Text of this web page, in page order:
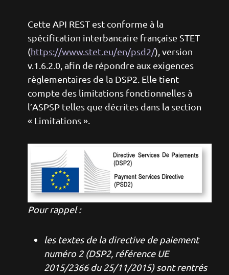
Cette API REST est conforme à la
spécification interbancaire française STET
(https://www.stet.eu/en/psd2/), version
v.1.6.2.0, afin de répondre aux exigences
règlementaires de la DSP2. Elle tient
compte des limitations fonctionnelles à
l’ASPSP telles que décrites dans la section
« Limitations ».
Pour rappel :
les textes de la directive de paiement
numéro 2 (DSP2, référence UE
2015/2366 du 25/11/2015) sont rentrés